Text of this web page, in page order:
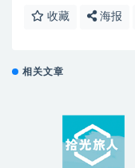
收藏 海报
相关文章